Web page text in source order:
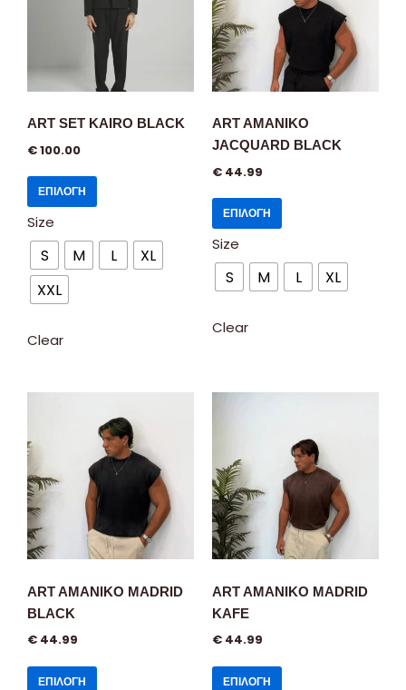
ART SET KAIRO BLACK
€100.00
ΕΠΙΛΟΓΉ
Size
S M L
XL
XXL
Clear
ART AMANIKO
JACQUARD BLACK
€ 44.99
ΕΠΙΛΟΓΉ
Size
S M L XL
Clear
ART AMANIKO MADRID
BLACK
€ 44.99
ΕΠΙΛΟΓΉ
ART AMANIKO MADRID
KAFE
€ 44.99
ΕΠΙΛΟΓΉ